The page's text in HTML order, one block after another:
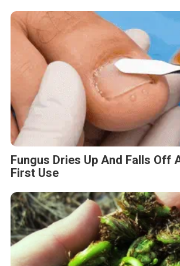
Stop Eating These 3 Foods
to Cause Parasites
BERITA TERKAIT
Jumat, 7 Agustus 2026 - 09:32 WIB
MONDEVITA MENGAKUISISI SAHAM
UNDERSCORE DISTRICT, PERUSAHAAN
SEBAGAI LANGKAH KEDUA DALAM
PLATFORM MEREK MEWAH ITALIA BARU
Jumat, 7 Agustus 2026 - 04:14 WIB
HIKSEMI Tampilkan Solusi